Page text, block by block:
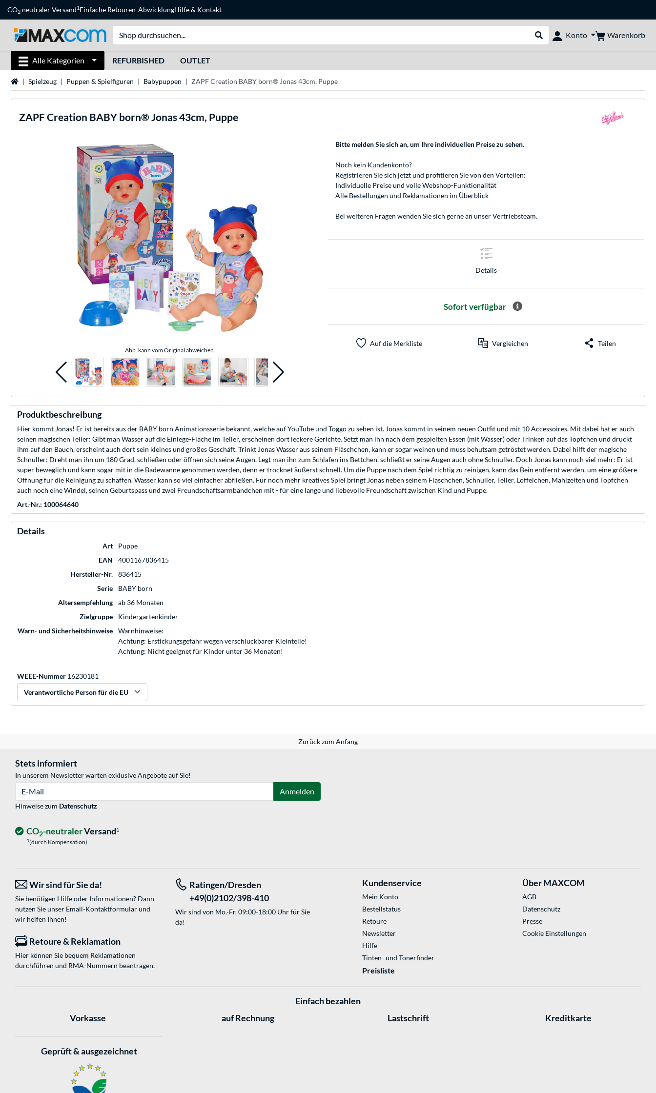
CO2 neutraler Versand1Einfache Retouren-AbwicklungHilfe& Kontakt
Suche durchführen
Konto Warenkorb
Alle Kategorien REFURBISHED OUTLET
StartseiteSpielzeug Puppen & Spielfiguren Babypuppen ZAPF Creation BABY born® Jonas 43cm, Puppe
ZAPF Creation BABY born® Jonas 43cm, Puppe
Abb. kann vom Original abweichen.
Bitte melden Sie sich an, um Ihre individuellen Preise zu sehen.
Noch kein Kundenkonto?
Registrieren Sie sich jetzt und profitieren Sie von den Vorteilen:
Individuelle Preise und volle Webshop-Funktionalität
Alle Bestellungen und Reklamationen im Überblick
Bei weiteren Fragen wenden Sie sich gerne an unserVertriebsteam.
Details
Sofort verfügbar
Auf die Merkliste Vergleichen Teilen
Produktbeschreibung
Hier kommt Jonas! Er ist bereits aus der BABY born Animationsserie bekannt, welche auf YouTube und Toggo zu sehen ist. Jonas kommt in seinem neuen Outfit und mit 10 Accessoires. Mit dabei hat er auch
seinen magischen Teller: Gibt man Wasser auf die Einlege-Fläche im Teller, erscheinen dort leckere Gerichte. Setzt man ihn nach dem gespielten Essen (mit Wasser) oder Trinken auf das Töpfchen und drückt
ihm auf den Bauch, erscheint auch dort sein kleines und großes Geschäft. Trinkt Jonas Wasser aus seinem Fläschchen, kann er sogar weinen und muss behutsam getröstet werden. Dabei hilft der magische
Schnuller: Dreht man ihn um 180 Grad, schließen oder öffnen sich seine Augen. Legt man ihn zum Schlafen ins Bettchen, schließt er seine Augen auch ohne Schnuller. Doch Jonas kann noch viel mehr: Er ist
super beweglich und kann sogar mit in die Badewanne genommen werden, denn er trocknet äußerst schnell. Um die Puppe nach dem Spiel richtig zu reinigen, kann das Bein entfernt werden, um eine größere
Öffnung für die Reinigung zu schaffen. Wasser kann so viel einfacher abfließen. Für noch mehr kreatives Spiel bringt Jonas neben seinem Fläschchen, Schnuller, Teller, Löffelchen, Mahlzeiten und Töpfchen
auch noch eine Windel, seinen Geburtspass und zwei Freundschaftsarmbändchen mit - für eine lange und liebevolle Freundschaft zwischen Kind und Puppe.
Art.-Nr.: 100064640
Details
Art
Puppe
EAN
4001167836415
Hersteller-Nr.
836415
Serie
BABY born
Altersempfehlung
ab 36 Monaten
Zielgruppe
Kindergartenkinder
Warn- und Sicherheitshinweise
Warnhinweise:
Achtung: Erstickungsgefahr wegen verschluckbarer Kleinteile!
Achtung: Nicht geeignet für Kinder unter 36 Monaten!
WEEE-Nummer 16230181
Verantwortliche Person für die EU
Zurück zum Anfang
Stets informiert
In unserem Newsletter warten exklusive Angebote auf Sie!
Anmelden
Hinweise zum Datenschutz
CO2-neutralerVersand1
1(durch Kompensation)
Wir sind für Sie da!
Sie benötigen Hilfe oder Informationen? Dann
nutzen Sie unser Email-Kontaktformularund
wir helfen Ihnen!
Ratingen/Dresden
+49(0)2102/398-410
Wir sind von Mo.-Fr. 09:00-18:00 Uhr für Sie
da!
Retoure & Reklamation
Hier können Sie bequem Reklamationen
durchführen und RMA-Nummern beantragen.
Kundenservice
Mein Konto
Bestellstatus
Retoure
Newsletter
Hilfe
Tinten- und Tonerfinder
Preisliste
Über MAXCOM
AGB
Datenschutz
Presse
Cookie Einstellungen
Einfach bezahlen
Vorkasse
auf Rechnung Lastschrift Kreditkarte
Geprüft & ausgezeichnet